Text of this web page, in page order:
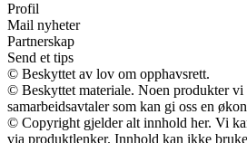
Profil
Mail nyheter
Partnerskap
Send et tips
© Beskyttet av lov om opphavsrett.
© Beskyttet materiale. Noen produkter vi
samarbeidsavtaler som kan gi oss en
© Copyright gjelder alt innhold her. Vi
via produktlenker. Innhold kan ikke